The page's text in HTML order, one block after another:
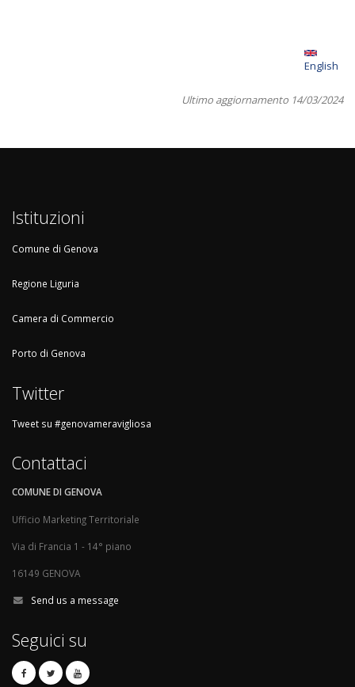
English
Ultimo aggiornamento 14/03/2024
Istituzioni
Comune di Genova
Regione Liguria
Camera di Commercio
Porto di Genova
Twitter
Tweet su #genovameravigliosa
Contattaci
COMUNE DI GENOVA
Ufficio Marketing Territoriale
Via di Francia 1 - 14° piano
16149 GENOVA
Send us a message
Seguici su